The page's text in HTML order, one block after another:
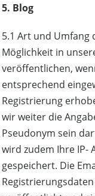
5. Blog
5.1 Art und Umfang
Möglichkeit in
veröffentlichen,
entsprechend
Registrierung
wir weiter die
Pseudonym sein
wird zudem Ihre IP-
gespeichert. Die